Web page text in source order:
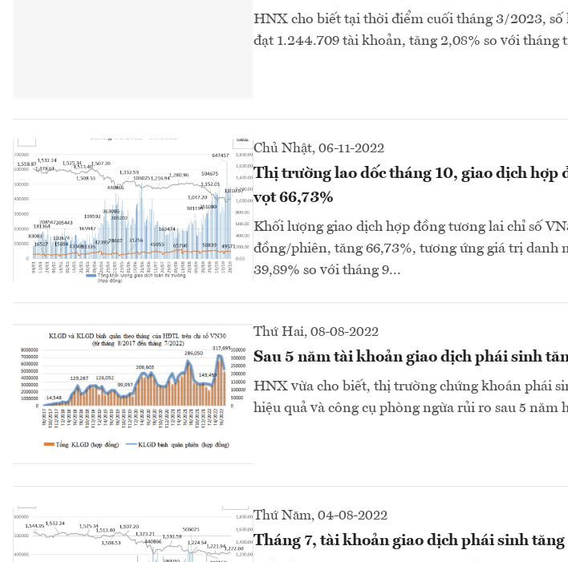
HNX cho biết tại thời điểm cuối tháng 3/2023,
đạt 1.244.709 tài khoản, tăng 2,08% so với tháng
Chủ Nhật, 06-11-2022
Thị trường lao dốc tháng 10, giao dịch hợp
vọt 66,73%
Khối lượng giao dịch hợp đồng tương lai chỉ số
đồng/phiên, tăng 66,73%, tương ứng giá trị danh
39,89% so với tháng 9...
Thứ Hai, 08-08-2022
Sau 5 năm tài khoản giao dịch phái sinh
HNX vừa cho biết, thị trường chứng khoán phái
hiệu quả và công cụ phòng ngừa rủi ro sau 5 năm
Thứ Năm, 04-08-2022
Tháng 7, tài khoản giao dịch phái sinh